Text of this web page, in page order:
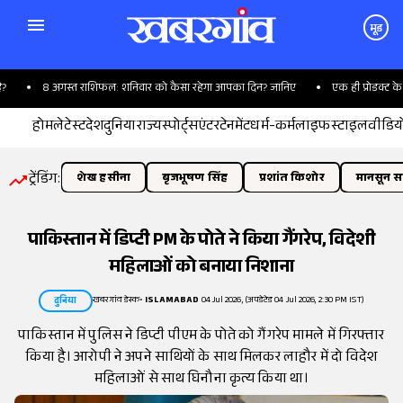
मूड
8 अगस्त राशिफल: शनिवार को कैसा रहेगा आपका दिन? जानिए एक ही प्रोडक्ट के
होमलेटेस्टदेशदुनियाराज्यस्पोर्ट्सएंटरटेनमेंटधर्म-कर्मलाइफस्टाइल
ट्रेंडिंग: शेख हसीना बृजभूषण सिंह प्रशांत किशोर मानसून
पाकिस्तान में डिप्टी PM के पोते ने किया गैंगरेप, विदेशी
महिलाओं को बनाया निशाना
दुनिया खबरगांव डेस्क• ISLAMABAD 04 Jul 2026, (अपडेटेड 04 Jul 2026, 2:30 PM IST)
पाकिस्तान में पुलिस ने डिप्टी पीएम के पोते को गैंगरेप मामले में गिरफ्तार
किया है। आरोपी ने अपने साथियों के साथ मिलकर लाहौर में दो विदेश
महिलाओं से साथ घिनौना कृत्य किया था।